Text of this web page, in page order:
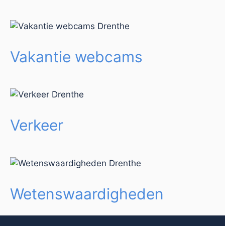
Vakantie webcams
Verkeer
Wetenswaardigheden